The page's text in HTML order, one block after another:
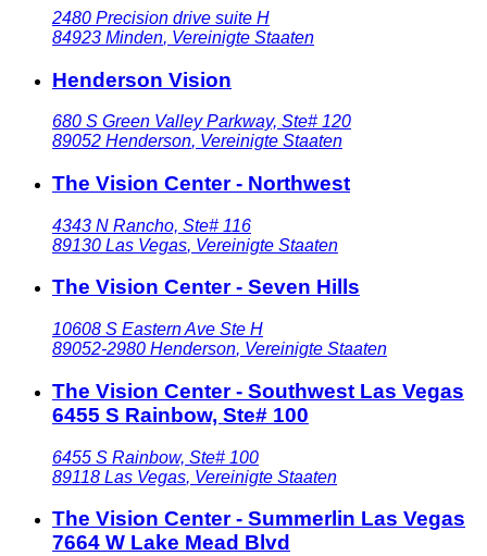
2480 Precision drive suite H
84923 Minden, Vereinigte Staaten
Henderson Vision
680 S Green Valley Parkway, Ste# 120
89052 Henderson, Vereinigte Staaten
The Vision Center - Northwest
4343 N Rancho, Ste# 116
89130 Las Vegas, Vereinigte Staaten
The Vision Center - Seven Hills
10608 S Eastern Ave Ste H
89052-2980 Henderson, Vereinigte Staaten
The Vision Center - Southwest Las Vegas
6455 S Rainbow, Ste# 100
6455 S Rainbow, Ste# 100
89118 Las Vegas, Vereinigte Staaten
The Vision Center - Summerlin Las Vegas
7664 W Lake Mead Blvd